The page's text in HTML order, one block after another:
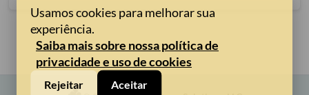
Usamos cookies para melhorar sua
experiência.
Saiba mais sobre nossa política de
privacidade e uso de cookies
Rejeitar Aceitar